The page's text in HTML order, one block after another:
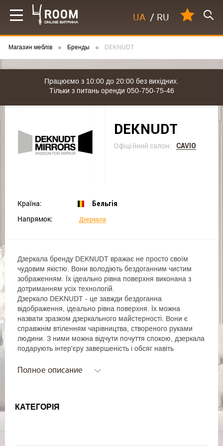
UA / RU
Магазин меблів Бренды DEKNUDT
Працюємо з 10:00 до 20:00 без вихідних.
Тільки з питань оренди 050-750-75-46
DEKNUDT
Офіційний салон: CAVIO
Країна: Бельгія
Напрямок: Дзеркала
Дзеркала бренду DEKNUDT вражає не просто своїм
чудовим якістю. Вони володіють бездоганним чистим
зображенням. Їх ідеально рівна поверхня виконана з
дотриманням усіх технологій.
Дзеркало DEKNUDT - це завжди бездоганна
відображення, ідеально рівна поверхня. Їх можна
назвати зразком дзеркального майстерності. Вони є
справжнім втіленням чарівництва, створеного руками
людини. З ними можна відчути почуття спокою, дзеркала
подарують інтер'єру завершеність і обсяг навіть
просто розширять кімнату, але і допоможуть створити
будинків і ванних.
Полное описание
КАТЕГОРІЯ